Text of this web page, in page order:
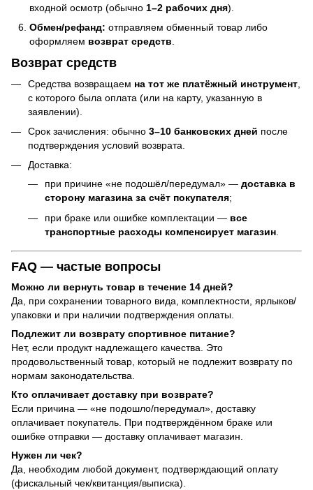
входной осмотр (обычно 1–2 рабочих дня).
Обмен/рефанд: отправляем обменный товар либо
оформляем возврат средств
Возврат средств
Средства возвращаем на тот же платёжный инструмент
с которого была оплата (или на карту, указанную в
заявлении).
Срок зачисления: обычно 3–10 банковских дней после
подтверждения условий возврата.
Доставка:
при причине «не подошёл/передумал» — доставка в
сторону магазина за счёт покупателя;
при браке или ошибке комплектации — все
транспортные расходы компенсирует магазин
FAQ — частые вопросы
Можно ли вернуть товар в течение 14 дней?
Да, при сохранении товарного вида, комплектности, ярлыков/
упаковки и при наличии подтверждения оплаты.
Подлежит ли возврату спортивное питание?
Нет, если продукт надлежащего качества. Это
продовольственный товар, который не подлежит возврату по
нормам законодательства.
Кто оплачивает доставку при возврате?
Если причина — «не подошло/передумал», доставку
оплачивает покупатель. При подтверждённом браке или
ошибке отправки — доставку оплачивает магазин.
Нужен ли чек?
Да, необходим любой документ, подтверждающий оплату
(фискальный чек/квитанция/выписка).